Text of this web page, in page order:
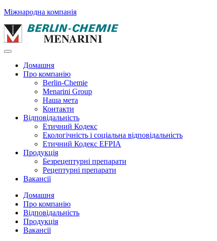
Міжнародна компанія
Домашня
Про компанію
Berlin-Chemie
Menarini Group
Наша мета
Контакти
Відповідальність
Етичний Кодекс
Екологічність і соціальна відповідальність
Етичний Кодекс EFPIA
Продукція
Безрецептурні препарати
Рецептурні препарати
Вакансії
Домашня
Про компанію
Відповідальність
Продукція
Вакансії